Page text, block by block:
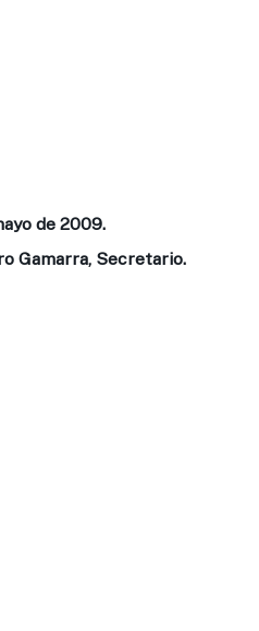
de 2009.
Gamarra, Secretario.